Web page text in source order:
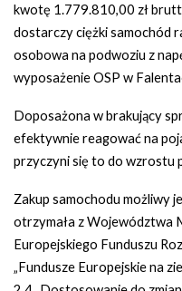
kwotę 1.779.810,00 zł
dostarczy ciężki samochód
osobowa na podwoziu z
wyposażenie OSP w
Doposażona w brakujący
efektywnie reagować na
przyczyni się to do wzrostu
Zakup samochodu możliwy
otrzymała z Województwa
Europejskiego Funduszu
„Fundusze Europejskie na